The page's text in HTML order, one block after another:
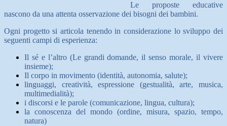
Le proposte educative
nascono da una attenta osservazione dei bisogni dei bambini.
Ogni progetto si articola tenendo in considerazione lo sviluppo dei
seguenti campi di esperienza:
Il sé e l’altro (Le grandi domande, il senso morale, il vivere
insieme);
Il corpo in movimento (identità, autonomia, salute);
linguaggi, creatività, espressione (gestualità, arte, musica,
multimedialità);
i discorsi e le parole (comunicazione, lingua, cultura);
la conoscenza del mondo (ordine, misura, spazio, tempo,
natura)